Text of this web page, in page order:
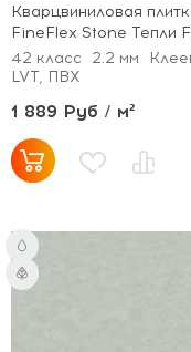
Кварцвиниловая
FineFlex Stone Тепли
42 класс
2.2 мм
LVT, ПВХ
1 889 Руб / м²